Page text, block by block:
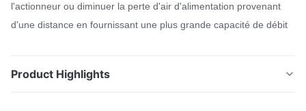
l'actionneur ou diminuer la perte d'air d'alimentation provenant
d'une distance en fournissant une plus grande capacité de débit
Product Highlights